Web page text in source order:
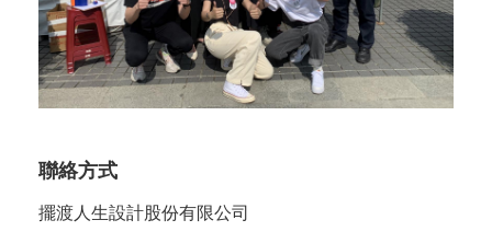
聯絡方式
擺渡人生設計股份有限公司